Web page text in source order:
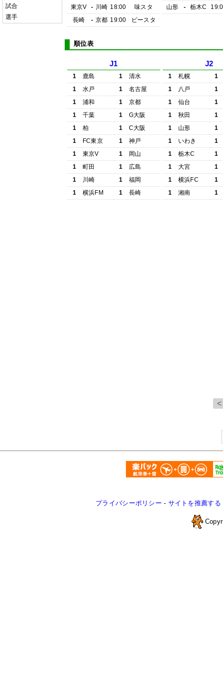
試合
選手
東京V
- 川崎 18:00
味スタ
長崎
- 京都 19:00 ピースタ
山形
- 栃木C
順位表
J1
1 鹿島 1
清水
1
水戸 1
名古屋
1
浦和 1
京都
1
千葉 1
G大阪
1
柏 1
C大阪
1
FC東京 1
神戸
1
東京V 1
岡山
1
町田 1
広島
1
川崎 1
福岡
1
横浜FM 1 長崎
J2
1 札幌
1
1
八戸
1
1
仙台
1
1
秋田
1
1
山形
1
1
いわき
1
1
栃木C
1
1
大宮
1
1
横浜FC
1
1
湘南 1
プライバシーポリシー - サイトを推薦する